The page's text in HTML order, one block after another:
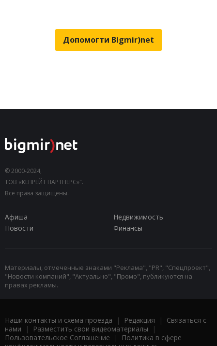
Допомогти Bigmir)net
© 2000-2024,
ТОВ «КЕПРЕЙТ ПАРТНЕРС»".
Все права защищены.
Афиша
Недвижимость
Новости
Финансы
Материалы, отмеченные знаками "Реклама", "PR", "Спецпроект",
"Новости компаний", "Актуально", "Промо", публикуются на
правах рекламы.
Наши контакты и схема проезда | Редакция | Связаться с
нами | Разместить свои видеоматериалы |
Пользовательское Соглашение |
Политика в сфере